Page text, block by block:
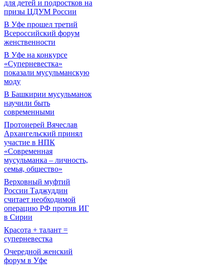
для детей и подростков на
призы ЦДУМ России
В Уфе прошел третий
Всероссийский форум
женственности
В Уфе на конкурсе
«Суперневестка»
показали мусульманскую
моду
В Башкирии мусульманок
научили быть
современными
Протоиерей Вячеслав
Архангельский принял
участие в НПК
«Современная
мусульманка – личность,
семья, общество»
Верховный муфтий
России Таджуддин
считает необходимой
операцию РФ против ИГ
в Сирии
Красота + талант =
суперневестка
Очередной женский
форум в Уфе